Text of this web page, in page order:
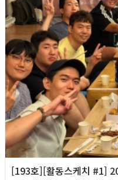
[193호][활동스케치 #1]